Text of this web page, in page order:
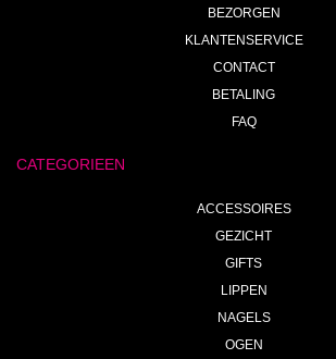
BEZORGEN
KLANTENSERVICE
CONTACT
BETALING
FAQ
CATEGORIEEN
ACCESSOIRES
GEZICHT
GIFTS
LIPPEN
NAGELS
OGEN